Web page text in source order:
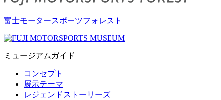
富士モータースポーツフォレスト
ミュージアムガイド
コンセプト
展示テーマ
レジェンドストーリーズ